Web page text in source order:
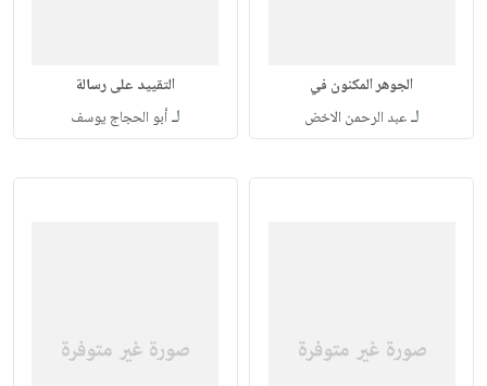
الجوهر المكنون في
لـعبد الرحمن الاخض
التقييد على رسالة
لـأبو الحجاج يوسف